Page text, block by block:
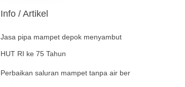
Info / Artikel
Jasa pipa mampet depok menyambut
HUT RI ke 75 Tahun
Perbaikan saluran mampet tanpa air ber